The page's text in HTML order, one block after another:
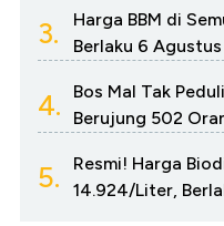
3.
Harga BBM di
Berlaku 6
4.
Bos Mal Tak
Berujung 502
5.
Resmi! Harga
14.924/Liter,